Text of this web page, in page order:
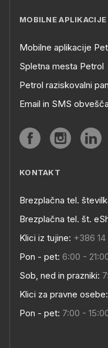
MOBILNE
Mobilne aplikacije
Spletna mesta Petrol
Petrol raziskovalni
Email in SMS
KONTAKT
Brezplačna tel.
Brezplačna tel. št.
Klici iz tujine: +386
Pon - pet: 6:00 -
Sob, ned in prazniki:
Klici za pravne osebe:
Pon - pet: 7:00 -